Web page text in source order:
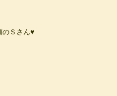
Ｓさん♥